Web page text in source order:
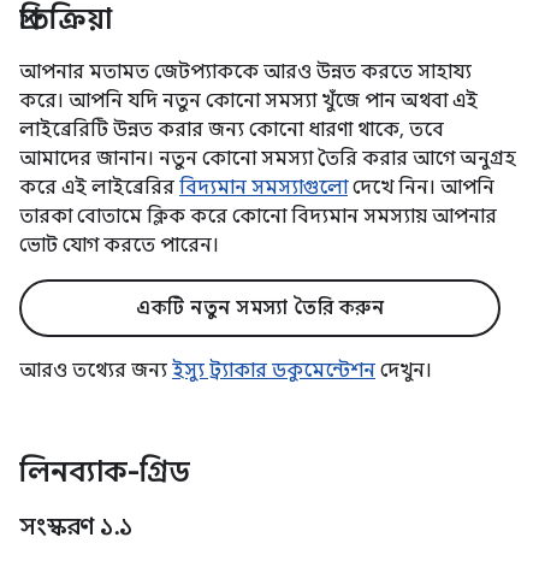
প্রতিক্রিয়া
আপনার মতামত জেটপ্যাককে আরও উন্নত করতে সাহায্য
করে। আপনি যদি নতুন কোনো সমস্যা খুঁজে পান অথবা এই
লাইব্রেরিটি উন্নত করার জন্য কোনো ধারণা থাকে, তবে
আমাদের জানান। নতুন কোনো সমস্যা তৈরি করার আগে অনুগ্রহ
করে এই লাইব্রেরির বিদ্যমান সমস্যাগুলোদেখে নিন। আপনি
তারকা বোতামে ক্লিক করে কোনো বিদ্যমান সমস্যায় আপনার
ভোট যোগ করতে পারেন।
একটি নতুন সমস্যা তৈরি করুন
আরও তথ্যের জন্য ইস্যু ট্র্যাকার ডকুমেন্টেশন দেখুন।
লিনব্যাক-গ্রিড
সংস্করণ ১.১